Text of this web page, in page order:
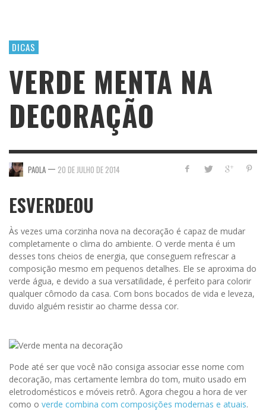
DICAS
VERDE MENTA NA
DECORAÇÃO
PAOLA — 20 DE JULHO DE 2014
ESVERDEOU
Às vezes uma corzinha nova na decoração é capaz de mudar
completamente o clima do ambiente. O verde menta é um
desses tons cheios de energia, que conseguem refrescar a
composição mesmo em pequenos detalhes. Ele se aproxima do
verde água, e devido a sua versatilidade, é perfeito para colorir
qualquer cômodo da casa. Com bons bocados de vida e leveza,
duvido alguém resistir ao charme dessa cor.
Pode até ser que você não consiga associar esse nome com
decoração, mas certamente lembra do tom, muito usado em
eletrodomésticos e móveis retrô. Agora chegou a hora de ver
como o verde combina com composições modernas e atuais.